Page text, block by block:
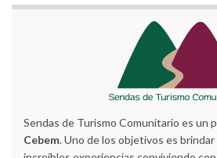
Sendas de Turismo Comunitario es un
Cebem. Uno de los objetivos es